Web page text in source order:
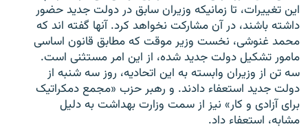
زبان‌های دیگر
این تغییرات، تا زمانیکه وزیران سابق در دولت جدید حضور
داشته باشند، در آن مشارکت نخواهد کرد. آنها گفته اند که
محمد غنوشی، نخست وزیر موقت که مطابق قانون اساسی
مامور تشکیل دولت جدید شده، از این امر مستثنی است.
سه تن از وزیران وابسته به این اتحادیه، روز سه شنبه از
دولت جدید استعفاء دادند. و رهبر حزب «مجمع دمکراتیک
برای آزادی و کار» نیز از سمت وزارت بهداشت به دلیل
مشابه، استعفاء داد.